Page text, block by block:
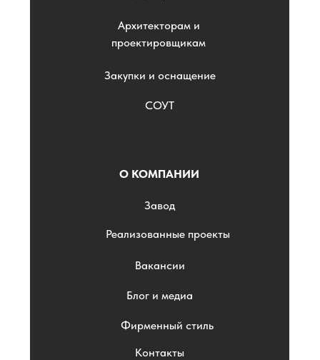
Архитекторам и
проектировщикам
Закупки и оснащение
СОУТ
О КОМПАНИИ
Завод
Реализованные проекты
Вакансии
Блог и медиа
Фирменный стиль
Контакты